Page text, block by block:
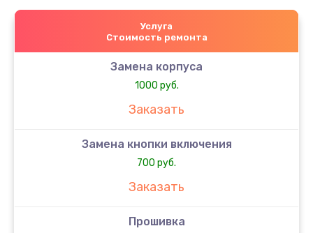
Услуга
Стоимость ремонта
Замена корпуса
1000 руб.
Заказать
Замена кнопки включения
700 руб.
Заказать
Прошивка